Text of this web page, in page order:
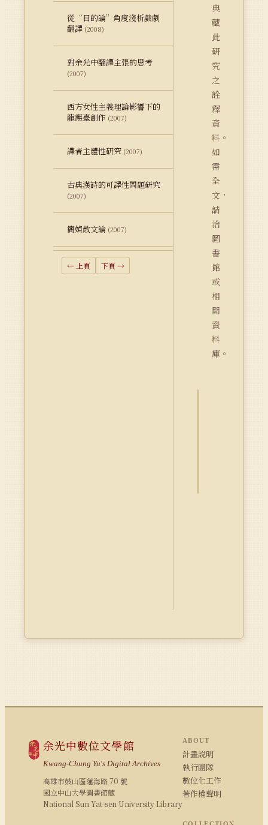
從“目的論”角度淺析戲劇
翻譯 (2008)
對余光中翻譯主張的思考
(2007)
西方女性主義理論影響下的
龍應臺創作 (2007)
譯者主體性研究 (2007)
古典漢詩的可譯性問題研究
(2007)
簡媜散文論 (2007)
← 上頁 下頁 →
典
藏
此
研
究
之
詮
釋
資
料。
如
需
全
文，
請
洽
圖
書
館
或
相
關
資
料
庫。
余光中數位文學館
Kwang-Chung Yu's Digital Archives
高雄市鼓山區蓮海路 70 號
國立中山大學圖書館藏
National Sun Yat-sen University Library
ABOUT
計畫說明
執行團隊
數位化工作
著作權聲明
COLLECTION